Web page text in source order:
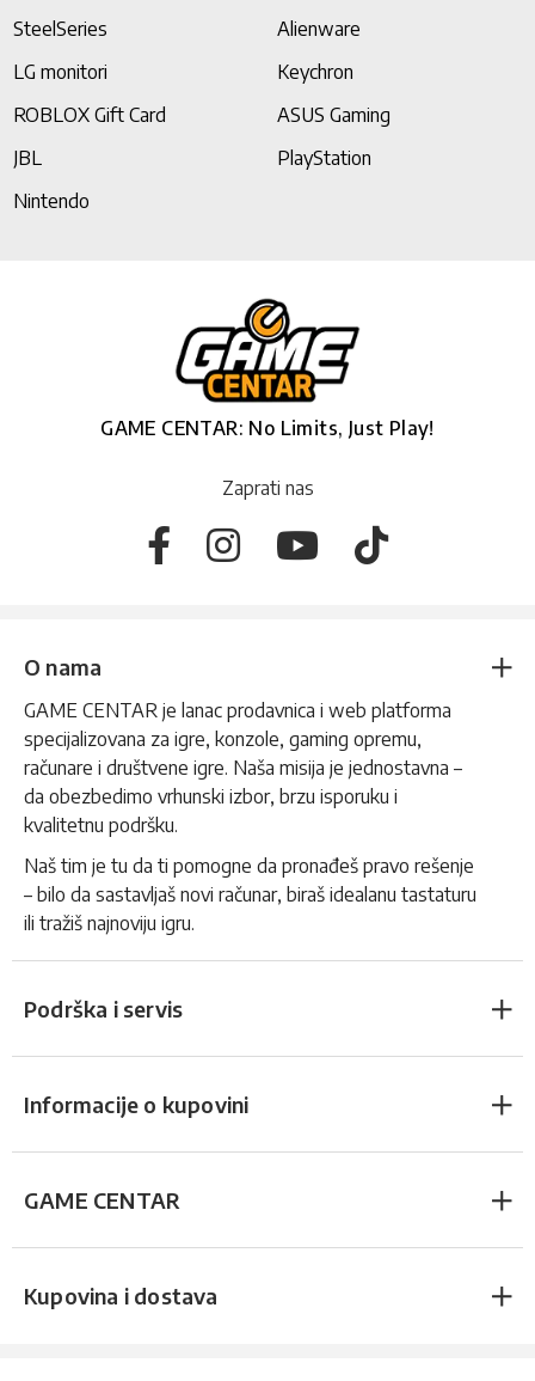
SteelSeries
Alienware
LG monitori
Keychron
ROBLOX Gift Card
ASUS Gaming
JBL
PlayStation
Nintendo
GAME CENTAR: No Limits, Just Play!
Zaprati nas
O nama
GAME CENTAR je lanac prodavnica i web platforma
specijalizovana za igre, konzole, gaming opremu,
računare i društvene igre. Naša misija je jednostavna –
da obezbedimo vrhunski izbor, brzu isporuku i
kvalitetnu podršku.
Naš tim je tu da ti pomogne da pronađeš pravo rešenje
– bilo da sastavljaš novi računar, biraš idealanu tastaturu
ili tražiš najnoviju igru.
Podrška i servis
Informacije o kupovini
GAME CENTAR
Kupovina i dostava